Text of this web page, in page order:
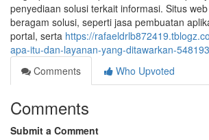
penyediaan solusi terkait informasi. Situs
beragam solusi, seperti jasa pembuatan
portal, serta https://
apa-itu-dan-layanan-yang-ditawarkan-
Comments
Who Upvoted
Comments
Submit a Comment